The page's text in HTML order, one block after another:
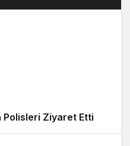
Polisleri Ziyaret Etti